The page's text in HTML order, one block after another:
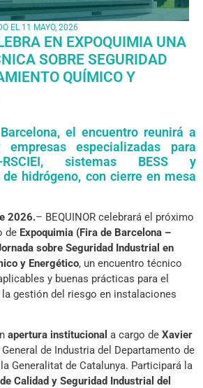
EN EXPOQUIMIA UNA
SOBRE SEGURIDAD
QUÍMICO Y
EL 11 MAYO, 2026
el encuentro reunirá a
especializadas para
sistemas BESS y
hidrógeno, con cierre en mesa
2026.– BEQUINOR celebrará el próximo
de Expoquimia (Fira de Barcelona –
sobre Seguridad Industrial en
y Energético, un encuentro técnico
y buenas prácticas para el
gestión del riesgo en instalaciones
apertura institucional a cargo de Xavier
de Industria del Departamento de
Generalitat de Catalunya. Participará la
Calidad y Seguridad Industrial del